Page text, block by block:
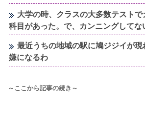
大学の時、クラスの大多数テスト
科目があった。で、カンニングしてな
最近うちの地域の駅に鳩ジジイが
嫌になるわ
～ここから記事の続き～